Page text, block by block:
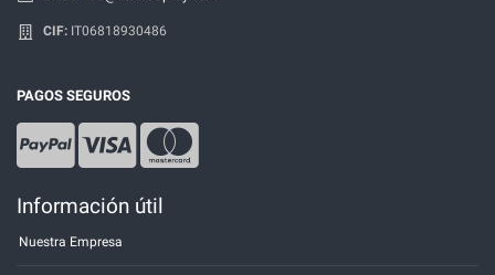
CIF: IT06818930486
PAGOS SEGUROS
Información útil
Nuestra Empresa